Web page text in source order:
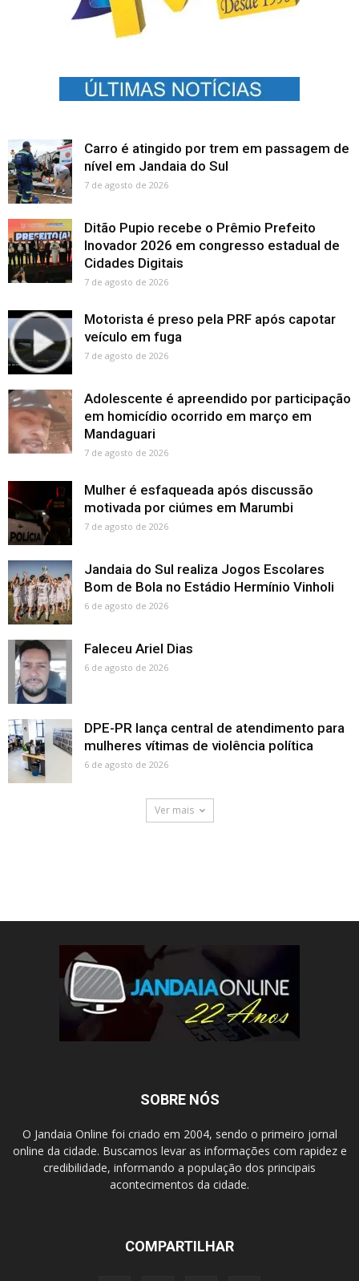
Carro é atingido por trem em passagem de
nível em Jandaia do Sul
7 de agosto de 2026
Ditão Pupio recebe o Prêmio Prefeito
Inovador 2026 em congresso estadual de
Cidades Digitais
7 de agosto de 2026
Motorista é preso pela PRF após capotar
veículo em fuga
7 de agosto de 2026
Adolescente é apreendido por participação
em homicídio ocorrido em março em
Mandaguari
7 de agosto de 2026
Mulher é esfaqueada após discussão
motivada por ciúmes em Marumbi
7 de agosto de 2026
Jandaia do Sul realiza Jogos Escolares
Bom de Bola no Estádio Hermínio Vinholi
6 de agosto de 2026
Faleceu Ariel Dias
6 de agosto de 2026
DPE-PR lança central de atendimento para
mulheres vítimas de violência política
6 de agosto de 2026
Ver mais
SOBRE NÓS
O Jandaia Online foi criado em 2004, sendo o primeiro jornal
online da cidade. Buscamos levar as informações com rapidez e
credibilidade, informando a população dos principais
acontecimentos da cidade.
COMPARTILHAR